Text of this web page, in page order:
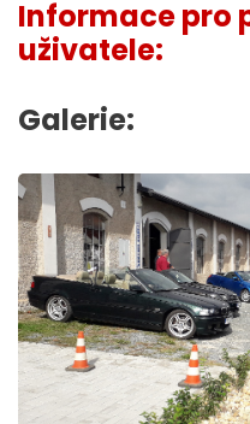
Informace pro
uživatele:
Galerie: